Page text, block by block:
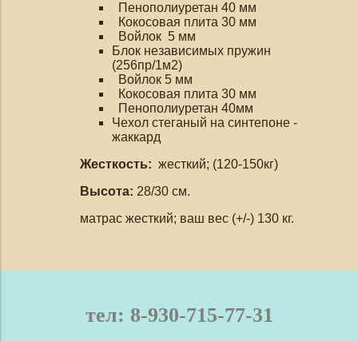
Пенополиуретан 40 мм
Кокосовая плита 30 мм
Войлок 5 мм
Блок независимых пружин
(256пр/1м2)
Войлок 5 мм
Кокосовая плита 30 мм
Пенополиуретан 40мм
Чехол стеганый на синтепоне -
жаккард
Жесткость: жесткий; (120-150кг)
Высота: 28/30 см.
матрас жесткий; ваш вес (+/-) 130 кг.
тел: 8-930-715-77-31